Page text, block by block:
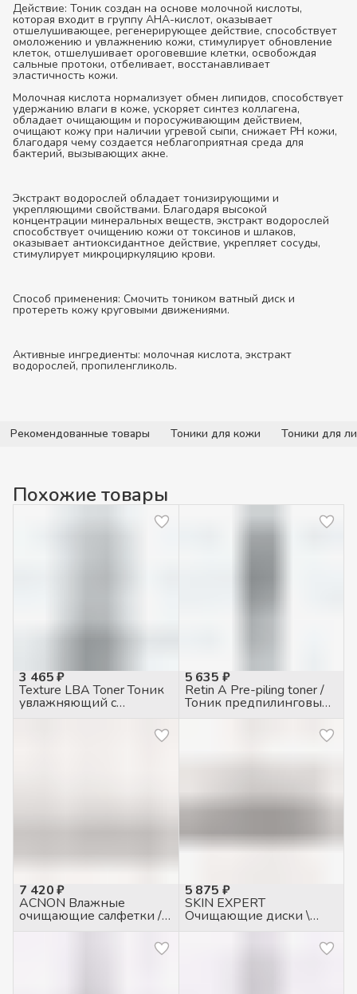
Действие: Тоник создан на основе молочной кислоты,
которая входит в группу АНА-кислот, оказывает
отшелушивающее, регенерирующее действие, способствует
омоложению и увлажнению кожи, стимулирует обновление
клеток, отшелушивает ороговевшие клетки, освобождая
сальные протоки, отбеливает, восстанавливает
эластичность кожи.
Молочная кислота нормализует обмен липидов, способствует
удержанию влаги в коже, ускоряет синтез коллагена,
обладает очищающим и поросуживающим действием,
очищают кожу при наличии угревой сыпи, снижает РН кожи,
благодаря чему создается неблагоприятная среда для
бактерий, вызывающих акне.
Экстракт водорослей обладает тонизирующими и
укрепляющими свойствами. Благодаря высокой
концентрации минеральных веществ, экстракт водорослей
способствует очищению кожи от токсинов и шлаков,
оказывает антиоксидантное действие, укрепляет сосуды,
стимулирует микроциркуляцию крови.
Способ применения: Смочить тоником ватный диск и
протереть кожу круговыми движениями.
Активные ингредиенты: молочная кислота, экстракт
водорослей, пропиленгликоль.
Рекомендованные товары Тоники для кожи Тоники для
Похожие товары
3 465 ₽
Texture LBA Toner Тоник
увлажняющий с
Лактобионовой
5 635 ₽
Retin A Pre-piling toner /
Тоник предпилинговый,
7 420 ₽
ACNON Влажные
очищающие салфетки /
5 875 ₽
SKIN EXPERT
Очищающие диски \